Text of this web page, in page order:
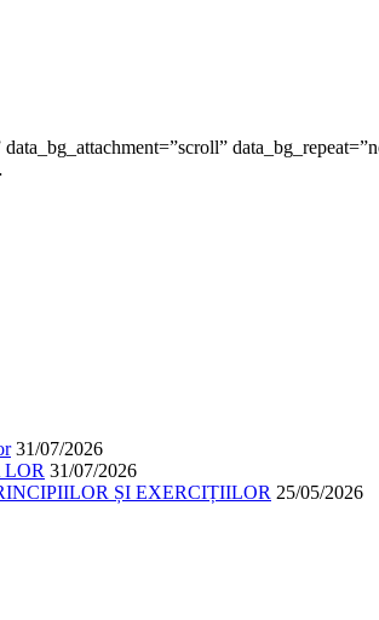
31/07/2026
LOR 31/07/2026
ȘI EXERCIȚIILOR 25/05/2026